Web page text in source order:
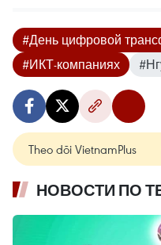
#День цифровой
#ИКТ-компаниях
Theo dõi VietnamPlus
НОВОСТИ ПО